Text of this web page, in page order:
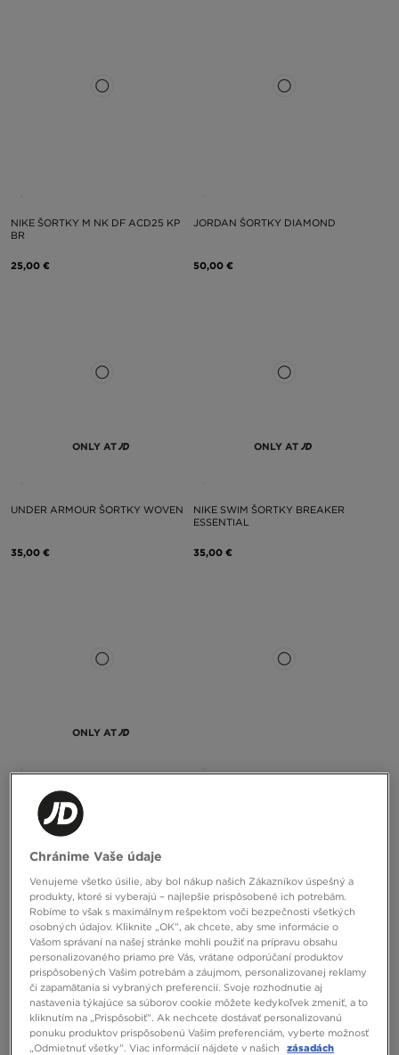
NIKE ŠORTKY M NK DF ACD25 KP
BR
25,00 €
JORDAN ŠORTKY DIAMOND
50,00 €
ONLY AT
UNDER ARMOUR ŠORTKY WOVEN
35,00 €
ONLY AT
NIKE SWIM ŠORTKY BREAKER
ESSENTIAL
35,00 €
ONLY AT
THE NORTH FACE ŠORTKY M TOUR
GRAPHIC RELAXED
ONLY AT ONLY AT
Chránime Vaše údaje
Venujeme všetko úsilie, aby bol nákup našich Zákazníkov úspešný a
produkty, ktoré si vyberajú – najlepšie prispôsobené ich potrebám.
Robíme to však s maximálnym rešpektom voči bezpečnosti všetkých
osobných údajov. Kliknite „OK”, ak chcete, aby sme informácie o
Vašom správaní na našej stránke mohli použiť na prípravu obsahu
personalizovaného priamo pre Vás, vrátane odporúčaní produktov
prispôsobených Vašim potrebám a záujmom, personalizovanej reklamy
či zapamätania si vybraných preferencií. Svoje rozhodnutie aj
nastavenia týkajúce sa súborov cookie môžete kedykoľvek zmeniť, a to
kliknutím na „Prispôsobiť”. Ak nechcete dostávať personalizovanú
ponuku produktov prispôsobenú Vašim preferenciám, vyberte možnosť
„Odmietnuť všetky”. Viac informácií nájdete v našich
zásadách